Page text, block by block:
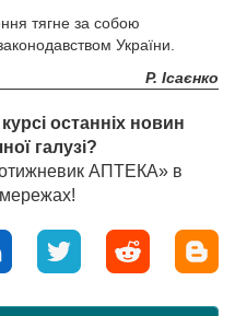
тягне за собою
України.
Р. Ісаєнко
останніх новин
галузі?
АПТЕКА» в